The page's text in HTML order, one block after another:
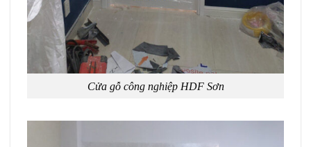
Cửa gỗ công nghiệp HDF Sơn